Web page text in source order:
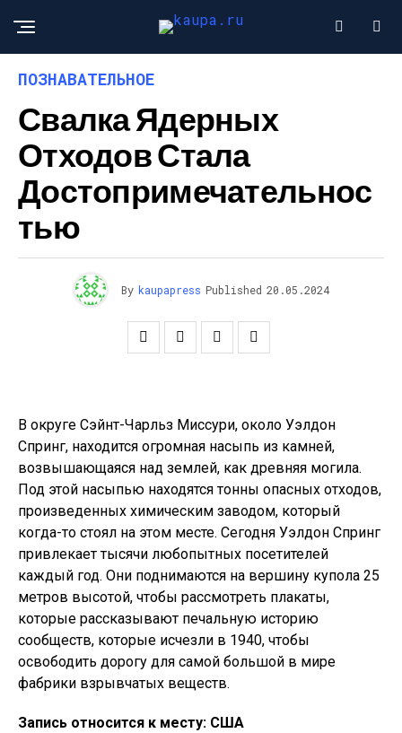
ПОЗНАВАТЕЛЬНОЕ
Свалка Ядерных
Отходов Стала
Достопримечательнос
Тью
By kaupapress Published 20.05.2024
В округе Сэйнт-Чарльз Миссури, около Уэлдон
Спринг, находится огромная насыпь из камней,
возвышающаяся над землей, как древняя могила.
Под этой насыпью находятся тонны опасных отходов,
произведенных химическим заводом, который
когда-то стоял на этом месте. Сегодня Уэлдон Спринг
привлекает тысячи любопытных посетителей
каждый год. Они поднимаются на вершину купола 25
метров высотой, чтобы рассмотреть плакаты,
которые рассказывают печальную историю
сообществ, которые исчезли в 1940, чтобы
освободить дорогу для самой большой в мире
фабрики взрывчатых веществ.
Запись относится к месту: США